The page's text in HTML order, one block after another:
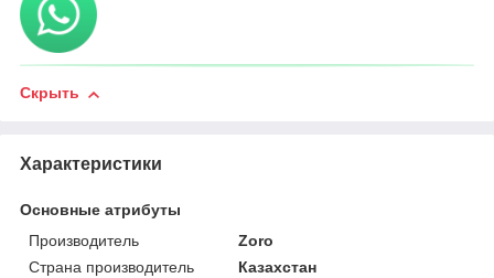
Скрыть
Характеристики
Основные атрибуты
Производитель
Zoro
Страна производитель
Казахстан